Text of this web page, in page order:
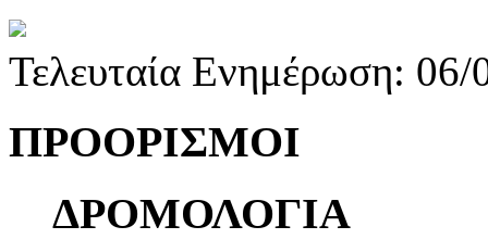
Τελευταία Ενημέρωση:
ΠΡΟΟΡΙΣΜΟΙ
ΔΡΟΜΟΛΟΓΙΑ